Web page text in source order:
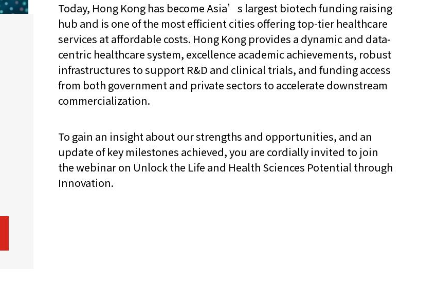
政府招標公告 推薦表格
新資本投資者入境計劃
Today, Hong Kong has become Asia’s largest biotech funding raising
hub and is one of the most efficient cities offering top-tier healthcare
services at affordable costs. Hong Kong provides a dynamic and data-
centric healthcare system, excellence academic achievements, robust
infrastructures to support R&D and clinical trials, and funding access
from both government and private sectors to accelerate downstream
commercialization.
To gain an insight about our strengths and opportunities, and an
update of key milestones achieved, you are cordially invited to join
the webinar on Unlock the Life and Health Sciences Potential through
Innovation.